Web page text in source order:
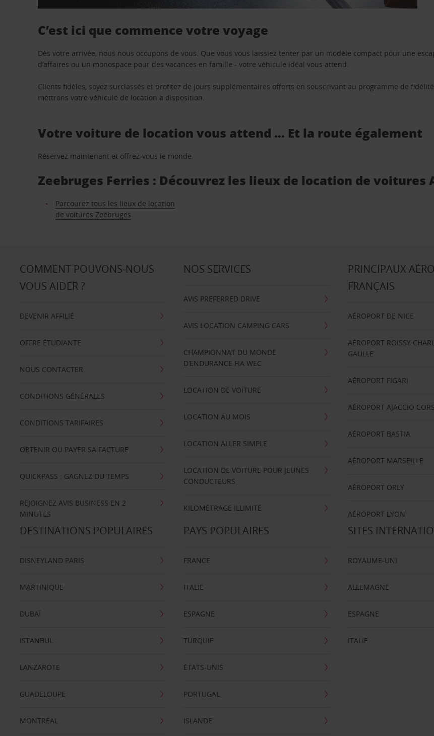
C’est ici que commence votre voyage
Dès votre arrivée, nous nous occupons de vous. Que vous vous laissiez tenter par un modèle compact pour une
d’affaires ou un monospace pour des vacances en famille - votre véhicule idéal vous attend.
Clients fidèles, soyez surclassés et profitez de jours supplémentaires offerts en souscrivant au programme de
mettrons votre véhicule de location à disposition.
Votre voiture de location vous attend … Et la route également
Réservez maintenant et offrez-vous le monde.
Zeebruges Ferries : Découvrez les lieux de location de voitures
Parcourez tous les lieux de location
de voitures Zeebruges
COMMENT POUVONS-NOUS
VOUS AIDER ?
DEVENIR AFFILIÉ
OFFRE ÉTUDIANTE
NOUS CONTACTER
CONDITIONS GÉNÉRALES
CONDITIONS TARIFAIRES
OBTENIR OU PAYER SA FACTURE
QUICKPASS : GAGNEZ DU TEMPS
REJOIGNEZ AVIS BUSINESS EN 2
MINUTES
NOS SERVICES
AVIS PREFERRED DRIVE
AVIS LOCATION CAMPING CARS
CHAMPIONNAT DU MONDE
D’ENDURANCE FIA WEC
LOCATION DE VOITURE
LOCATION AU MOIS
LOCATION ALLER SIMPLE
LOCATION DE VOITURE POUR JEUNES
CONDUCTEURS
KILOMÉTRAGE ILLIMITÉ
PRINCIPAUX
FRANÇAIS
AÉROPORT DE NICE
AÉROPORT ROISSY
GAULLE
AÉROPORT FIGARI
AÉROPORT AJACCIO
AÉROPORT BASTIA
AÉROPORT MARSEILLE
AÉROPORT ORLY
AÉROPORT LYON
DESTINATIONS POPULAIRES
DISNEYLAND PARIS
MARTINIQUE
DUBAÏ
ISTANBUL
LANZAROTE
GUADELOUPE
MONTRÉAL
PAYS POPULAIRES
FRANCE
ITALIE
ESPAGNE
TURQUIE
ÉTATS-UNIS
PORTUGAL
ISLANDE
SITES
ROYAUME-UNI
ALLEMAGNE
ESPAGNE
ITALIE